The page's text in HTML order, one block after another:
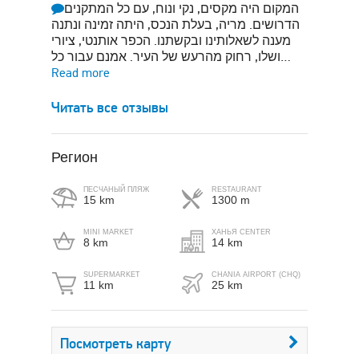
המקום היה מקסים, נקי ונוח, עם כל המתקנים
הדרושים. מריה, בעלת הנכס, היתה זמינה ונתנה
מענה לשאלותינו ובקשתנו. הכפר אותנטי, ציורי
ושלו, רחוק מהרעש של העיר. אמנם עבור כל…
Read more
Читать все отзывы
Регион
ПЕСЧАНЫЙ ПЛЯЖ
15 km
MINI MARKET
8 km
SUPERMARKET
11 km
RESTAURANT
1300 m
ХАНЬЯ CENTER
14 km
CHANIA AIRPORT (CHQ)
25 km
Посмотреть карту